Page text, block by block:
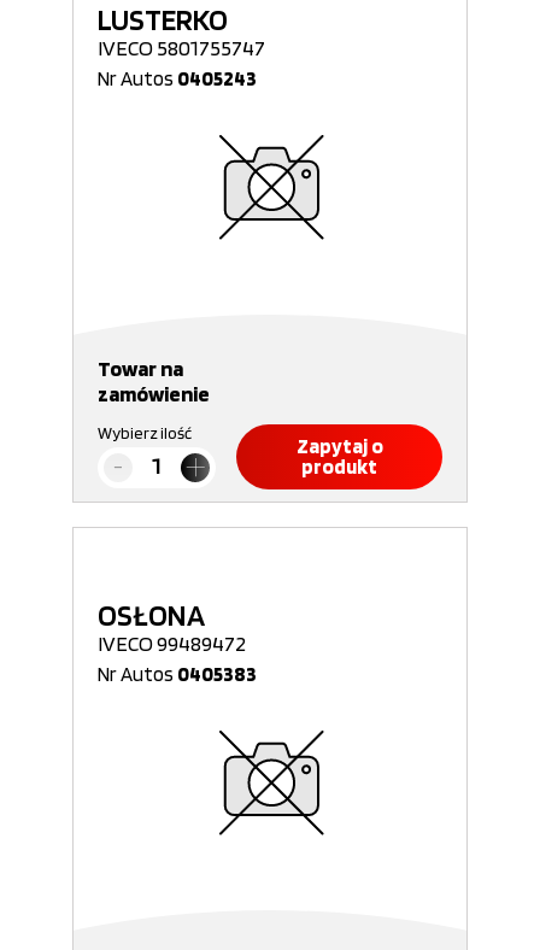
LUSTERKO
IVECO 5801755747
Nr Autos 0405243
Towar na
zamówienie
Wybierz ilość
Zapytaj o
produkt
OSŁONA
IVECO 99489472
Nr Autos 0405383